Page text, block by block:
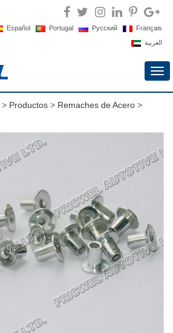
Español Portugal Русский
Français
العربية
> Productos > Remaches de Acero >